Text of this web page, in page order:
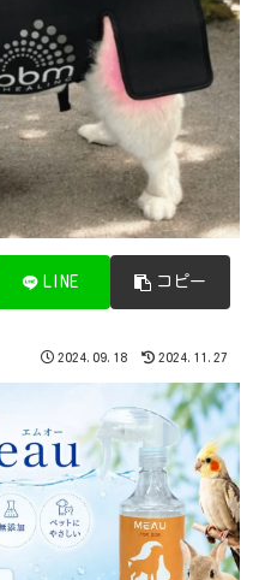
LINE コピー
2024.09.18 2024.11.27